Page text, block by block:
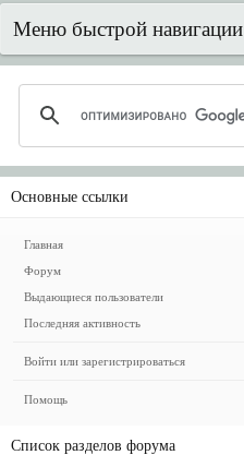
Меню быстрой навигации
Основные ссылки
Главная
Форум
Выдающиеся пользователи
Последняя активность
Войти или зарегистрироваться
Помощь
Список разделов форума